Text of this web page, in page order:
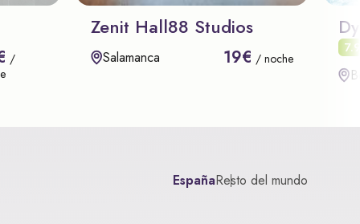
/
Zenit Hall88 Studios
Salamanca 19€ / noche
7.9
EspañaResto del mundo